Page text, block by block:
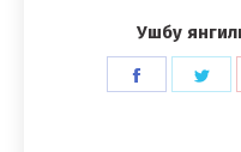
Ушбу
Share